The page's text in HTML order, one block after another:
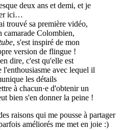
deux ans et demi, et je
ici…
trouvé sa première vidéo,
camarade Colombien,
, s'est inspiré de mon
version de flingue !
dire, c'est qu'elle est
l'enthousiasme avec lequel il
les détails
à chacun·e d'obtenir un
bien s'en donner la peine !
raisons qui me pousse à partager
améliorés me met en joie :)